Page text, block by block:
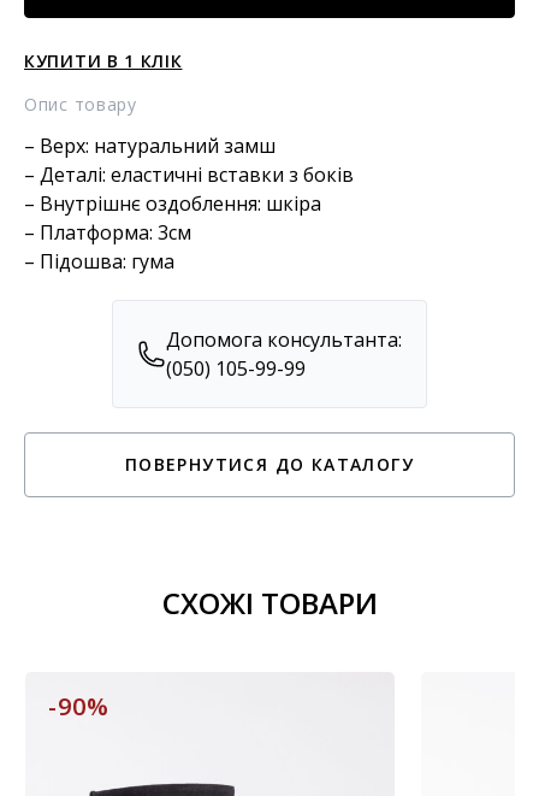
челсі
КУПИТИ В 1 КЛІК
Опис товару
– Верх: натуральний замш
– Деталі: еластичні вставки з боків
– Внутрішнє оздоблення: шкіра
– Платформа: 3см
– Підошва: гума
Допомога консультанта:
(050) 105-99-99
ПОВЕРНУТИСЯ ДО КАТАЛОГУ
СХОЖІ ТОВАРИ
-90%